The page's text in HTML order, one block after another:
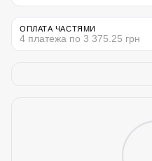
ОПЛАТА ЧАСТЯМИ
4 платежа по 3 375.25 грн